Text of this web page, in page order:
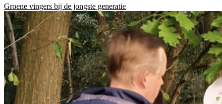
Groene vingers bij de jongste generatie